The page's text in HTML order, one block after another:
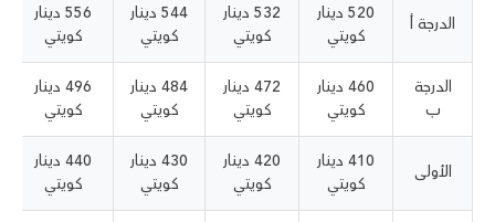
الدرجة أ
520 دينار
كويتي
532 دينار
كويتي
544 دينار
كويتي
556 دينار
كويتي
الدرجة
ب
460 دينار
كويتي
472 دينار
كويتي
484 دينار
كويتي
496 دينار
كويتي
الأولى
410 دينار
كويتي
420 دينار
كويتي
430 دينار
كويتي
440 دينار
كويتي